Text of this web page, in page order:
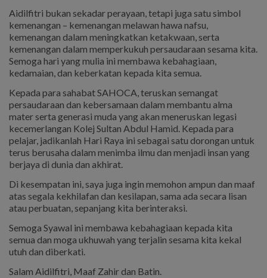
Aidilfitri bukan sekadar perayaan, tetapi juga satu simbol
kemenangan – kemenangan melawan hawa nafsu,
kemenangan dalam meningkatkan ketakwaan, serta
kemenangan dalam memperkukuh persaudaraan sesama kita.
Semoga hari yang mulia ini membawa kebahagiaan,
kedamaian, dan keberkatan kepada kita semua.
Kepada para sahabat SAHOCA, teruskan semangat
persaudaraan dan kebersamaan dalam membantu alma
mater serta generasi muda yang akan meneruskan legasi
kecemerlangan Kolej Sultan Abdul Hamid. Kepada para
pelajar, jadikanlah Hari Raya ini sebagai satu dorongan untuk
terus berusaha dalam menimba ilmu dan menjadi insan yang
berjaya di dunia dan akhirat.
Di kesempatan ini, saya juga ingin memohon ampun dan maaf
atas segala kekhilafan dan kesilapan, sama ada secara lisan
atau perbuatan, sepanjang kita berinteraksi.
Semoga Syawal ini membawa kebahagiaan kepada kita
semua dan moga ukhuwah yang terjalin sesama kita kekal
utuh dan diberkati.
Salam Aidilfitri, Maaf Zahir dan Batin.